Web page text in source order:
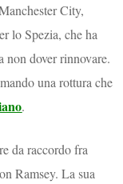
City,
lo Spezia, che ha
non dover rinnovare.
una rottura che
.
da raccordo fra
Ramsey. La sua